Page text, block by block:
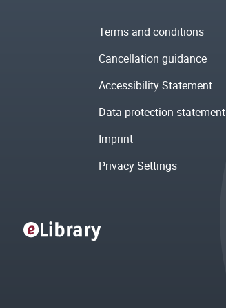
Terms and conditions
Cancellation guidance
Accessibility Statement
Data protection statement
Imprint
Privacy Settings